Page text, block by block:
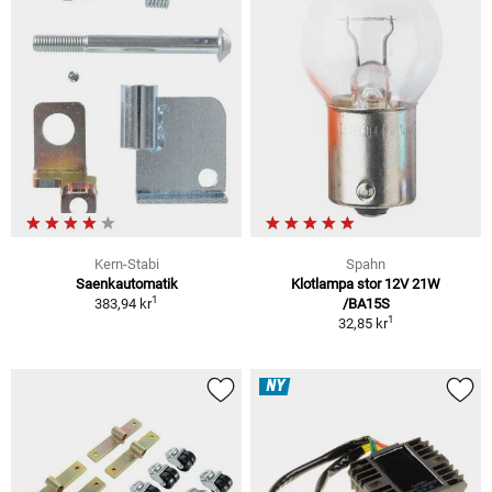
Kern-Stabi
Saenkautomatik
383,94 kr1
Spahn
Klotlampa stor 12V 21W
/BA15S
32,85 kr1
NY